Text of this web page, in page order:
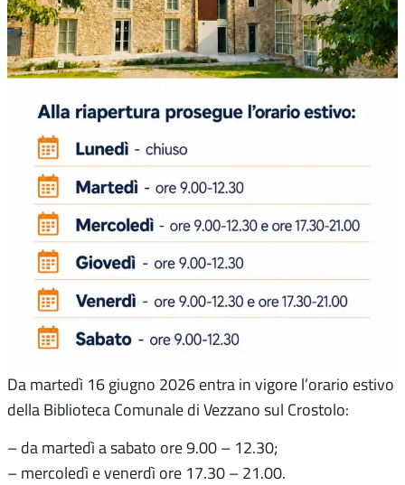
Da martedì 16 giugno 2026 entra in vigore l’orario estivo
della Biblioteca Comunale di Vezzano sul Crostolo:
– da martedì a sabato ore 9.00 – 12.30;
– mercoledì e venerdì ore 17.30 – 21.00.